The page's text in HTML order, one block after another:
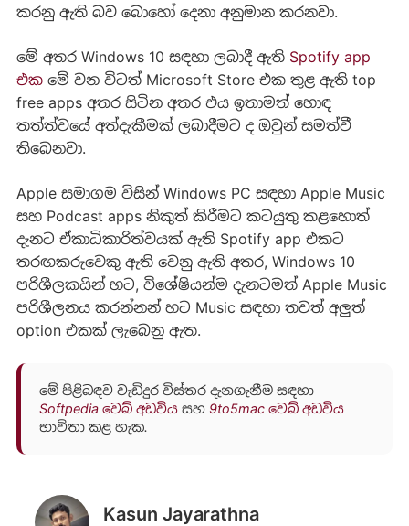
කරනු ඇති බව බොහෝ දෙනා අනුමාන කරනවා.
මේ අතර Windows 10 සඳහා ලබාදී ඇති Spotify app
එකමේ වන විටත් Microsoft Store එක තුළ ඇති top
free apps අතර සිටින අතර එය ඉතාමත් හොඳ
තත්ත්වයේ අත්දැකීමක් ලබාදීමට ද ඔවුන් සමත්වී
තිබෙනවා.
Apple සමාගම විසින් Windows PC සඳහා Apple Music
සහ Podcast apps නිකුත් කිරීමට කටයුතු කළහොත්
දැනට ඒකාධිකාරිත්වයක් ඇති Spotify app එකට
තරඟකරුවෙකු ඇති වෙනු ඇති අතර, Windows 10
පරිශීලකයින් හට, විශේෂියන්ම දැනටමත් Apple Music
පරිශීලනය කරන්නන් හට Music සඳහා තවත් අලුත්
option එකක් ලැබෙනු ඇත.
මේ පිළිබඳව වැඩිදුර විස්තර දැනගැනීම සඳහා
Softpedia වෙබ් අඩවියසහ 9to5mac වෙබ් අඩවිය
භාවිතා කළ හැක.
Kasun Jayarathna